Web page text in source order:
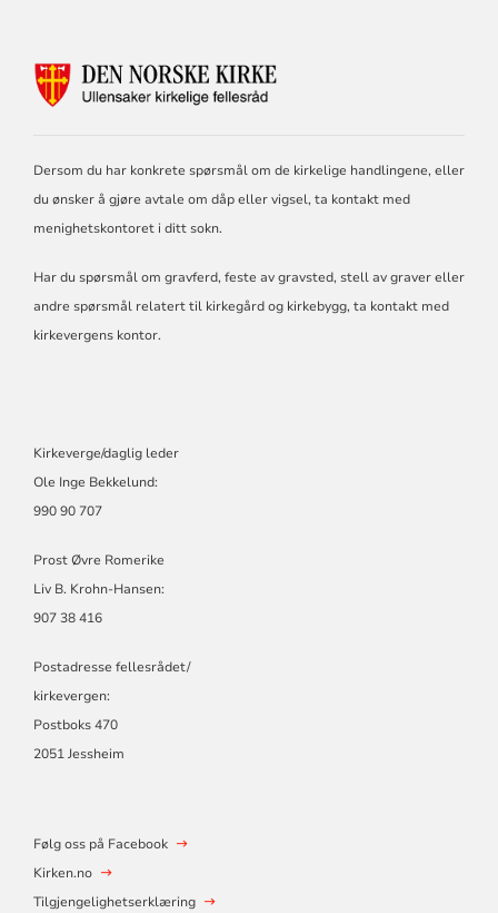
KONTAKTINFORMASJON
Dersom du har konkrete spørsmål om de kirkelige handlingene, eller
du ønsker å gjøre avtale om dåp eller vigsel, ta kontakt med
menighetskontoret i ditt sokn.
Har du spørsmål om gravferd, feste av gravsted, stell av graver eller
andre spørsmål relatert til kirkegård og kirkebygg, ta kontakt med
kirkevergens kontor.
Kirkeverge/daglig leder
Ole Inge Bekkelund:
990 90 707
Prost Øvre Romerike
Liv B. Krohn-Hansen:
907 38 416
Postadresse fellesrådet/
kirkevergen:
Postboks 470
2051 Jessheim
Følg oss på Facebook
Kirken.no
Tilgjengelighetserklæring